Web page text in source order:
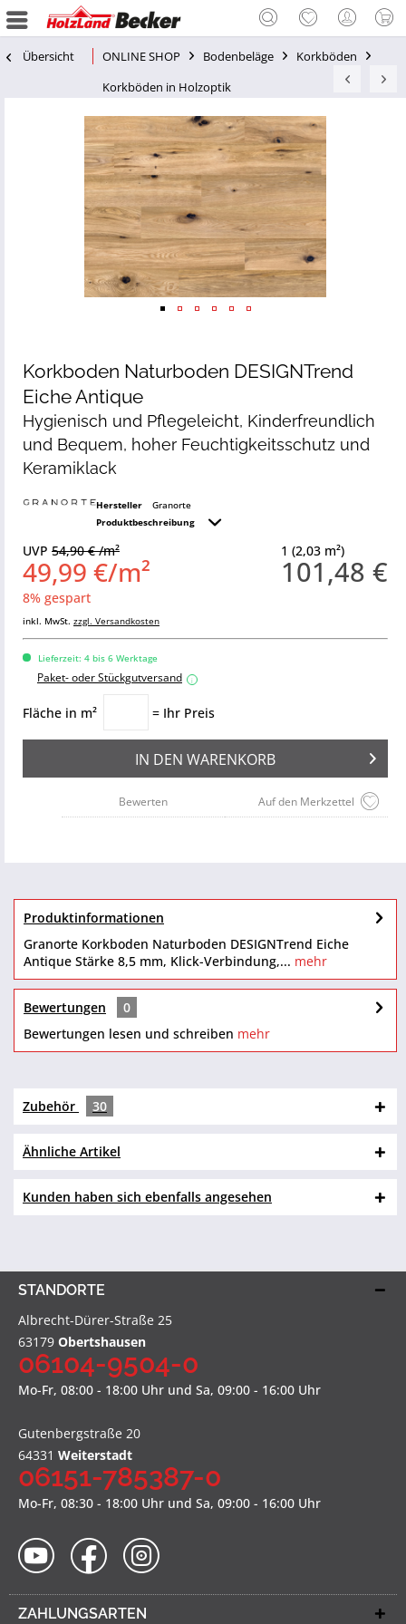
Übersicht ONLINE SHOP Bodenbeläge
Korkböden
Korkböden in Holzoptik
Korkboden Naturboden DESIGNTrend
Eiche Antique
Hygienisch und Pflegeleicht, Kinderfreundlich
und Bequem, hoher Feuchtigkeitsschutz und
Keramiklack
Hersteller
Granorte
Produktbeschreibung
1 (2,03 m²)
101,48 €
UVP 54,90 € /m²
49,99 €/m²
8% gespart
inkl. MwSt. zzgl. Versandkosten
Lieferzeit: 4 bis 6 Werktage
Paket- oder Stückgutversand i
Fläche in m² = Ihr Preis
IN DEN WARENKORB
Auf den Merkzettel
Bewerten
Produktinformationen
Granorte Korkboden Naturboden DESIGNTrend Eiche
Antique Stärke 8,5 mm, Klick-Verbindung,... mehr
Bewertungen
0
Bewertungen lesen und schreiben mehr
Zubehör 30
Ähnliche Artikel
Kunden haben sich ebenfalls angesehen
STANDORTE
Albrecht-Dürer-Straße 25
63179 Obertshausen
06104-9504-0
Mo-Fr, 08:00 - 18:00 Uhr und Sa, 09:00 - 16:00 Uhr
Gutenbergstraße 20
64331 Weiterstadt
06151-785387-0
Mo-Fr, 08:30 - 18:00 Uhr und Sa, 09:00 - 16:00 Uhr
ZAHLUNGSARTEN